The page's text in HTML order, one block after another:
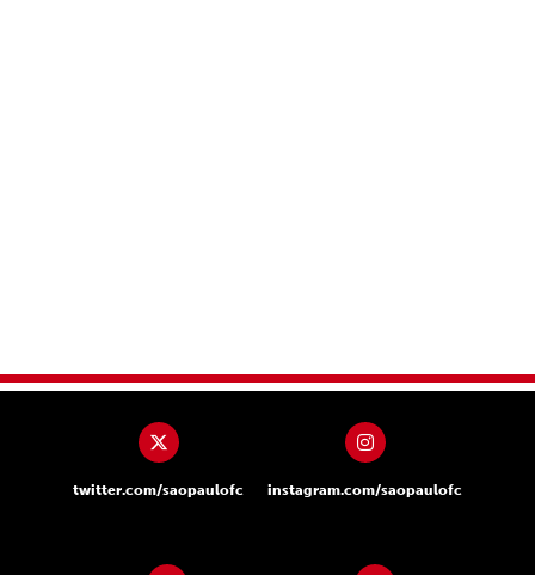
twitter.com/saopaulofc instagram.com/saopaulofc